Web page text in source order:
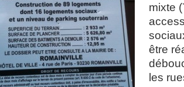
mixte
être
les